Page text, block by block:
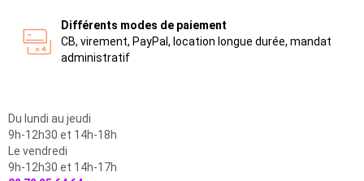
Différents modes de paiement
CB, virement, PayPal, location longue durée, mandat
administratif
Du lundi au jeudi
9h-12h30 et 14h-18h
Le vendredi
9h-12h30 et 14h-17h